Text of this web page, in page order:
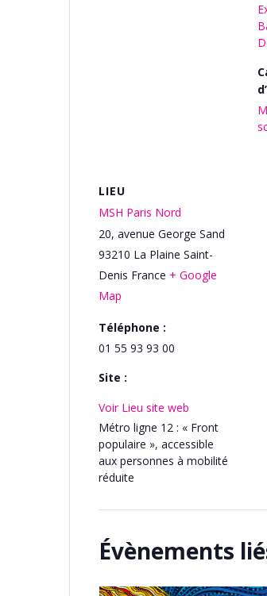
LIEU
MSH Paris Nord
20, avenue George Sand
93210 La Plaine Saint-
Denis France + Google
Map
Téléphone :
01 55 93 93 00
Site :
Voir Lieu site web
Métro ligne 12 : « Front
populaire », accessible
aux personnes à mobilité
réduite
Évènements